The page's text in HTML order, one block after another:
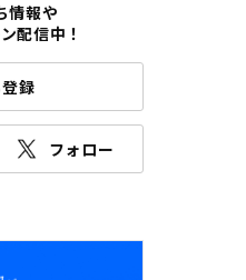
情報や
配信中！
録
フォロー